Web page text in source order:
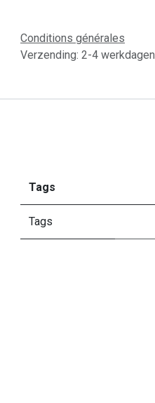
Conditions générales
Verzending: 2-4 werkdagen
Tags
Tags